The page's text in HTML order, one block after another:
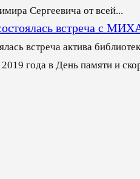
Сергеевича от всей...
состоялась встреча
встреча актива
года в День памяти и